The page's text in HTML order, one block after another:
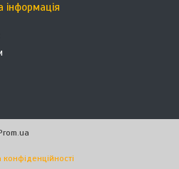
інформація
конфіденційності